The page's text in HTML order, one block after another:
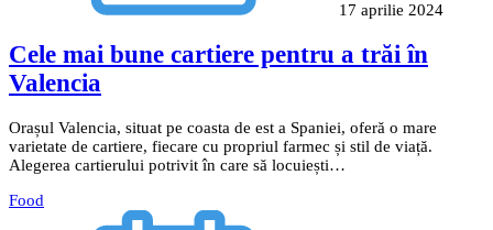
17 aprilie 2024
Cele mai bune cartiere pentru a trăi în
Valencia
Orașul Valencia, situat pe coasta de est a Spaniei, oferă o mare
varietate de cartiere, fiecare cu propriul farmec și stil de viață.
Alegerea cartierului potrivit în care să locuiești…
Food